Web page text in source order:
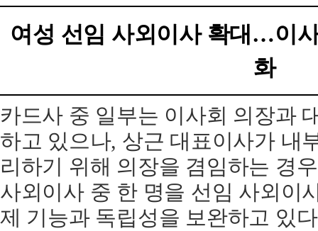
여성 선임 사외이사 확대…이
화
카드사 중 일부는 이사회 의장과
하고 있으나, 상근 대표이사가 내
리하기 위해 의장을 겸임하는 경
사외이사 중 한 명을 선임 사외이
제 기능과 독립성을 보완하고 있